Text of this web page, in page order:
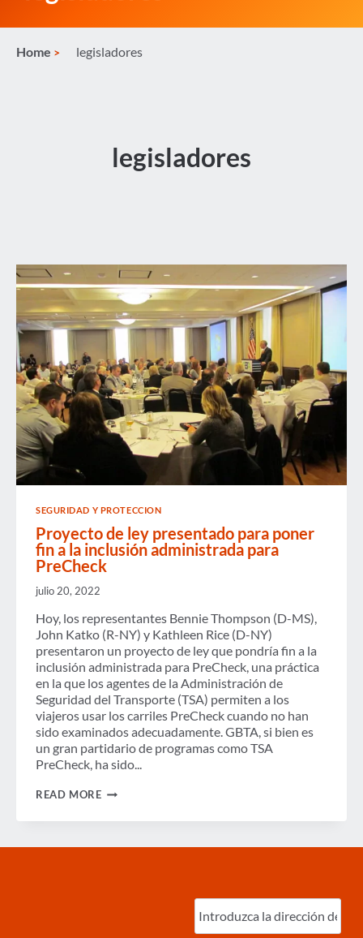
Home legisladores
legisladores
SEGURIDAD Y PROTECCION
Proyecto de ley presentado para poner
fin a la inclusión administrada para
PreCheck
julio 20, 2022
Hoy, los representantes Bennie Thompson (D-MS),
John Katko (R-NY) y Kathleen Rice (D-NY)
presentaron un proyecto de ley que pondría fin a la
inclusión administrada para PreCheck, una práctica
en la que los agentes de la Administración de
Seguridad del Transporte (TSA) permiten a los
viajeros usar los carriles PreCheck cuando no han
sido examinados adecuadamente. GBTA, si bien es
un gran partidario de programas como TSA
PreCheck, ha sido...
READ MOREPROYECTO
Ingrese
correo
electrónico